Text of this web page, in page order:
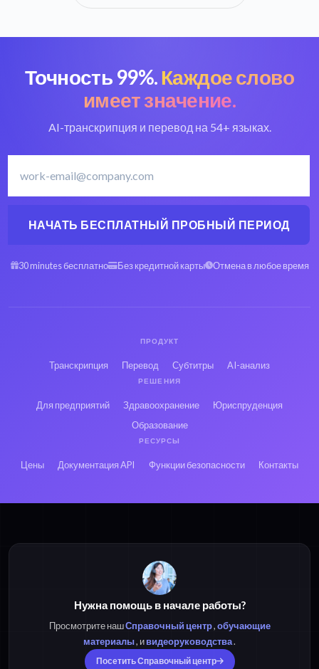
Точность 99%. Каждое слово
имеет значение.
AI-транскрипция и перевод на 54+ языках.
НАЧАТЬ БЕСПЛАТНЫЙ ПРОБНЫЙ ПЕРИОД
30 minutes бесплатно Без кредитной карты Отмена в любое время
ПРОДУКТ
Транскрипция Перевод Субтитры AI-анализ
РЕШЕНИЯ
Для предприятий Здравоохранение
Юриспруденция
Образование
РЕСУРСЫ
Цены Документация API Функции безопасности Контакты
Нужна помощь в начале работы?
Просмотрите нашСправочный центр,обучающие
материалы, ивидеоруководства.
Посетить Справочный центр